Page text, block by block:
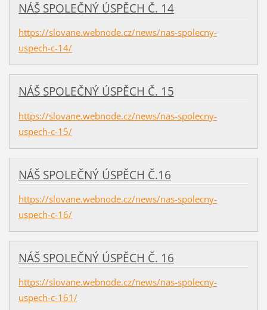
NÁŠ SPOLEČNÝ ÚSPĚCH Č. 14
https://slovane.webnode.cz/news/nas-spolecny-
uspech-c-14/
NÁŠ SPOLEČNÝ ÚSPĚCH Č. 15
https://slovane.webnode.cz/news/nas-spolecny-
uspech-c-15/
NÁŠ SPOLEČNÝ ÚSPĚCH Č.16
https://slovane.webnode.cz/news/nas-spolecny-
uspech-c-16/
NÁŠ SPOLEČNÝ ÚSPĚCH Č. 16
https://slovane.webnode.cz/news/nas-spolecny-
uspech-c-161/